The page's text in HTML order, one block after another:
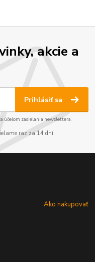
akcie a
Prihlásiť sa
účelom zasielania newslettera.
raz za 14 dní.
Ako nakupovať